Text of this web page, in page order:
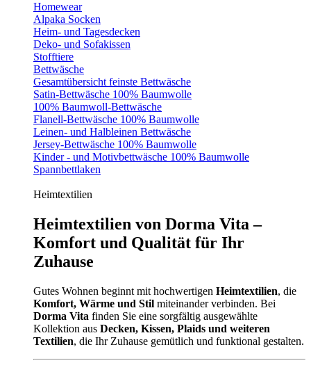
Homewear
Alpaka Socken
Heim- und Tagesdecken
Deko- und Sofakissen
Stofftiere
Bettwäsche
Gesamtübersicht feinste Bettwäsche
Satin-Bettwäsche 100% Baumwolle
100% Baumwoll-Bettwäsche
Flanell-Bettwäsche 100% Baumwolle
Leinen- und Halbleinen Bettwäsche
Jersey-Bettwäsche 100% Baumwolle
Kinder - und Motivbettwäsche 100% Baumwolle
Spannbettlaken
Heimtextilien
Heimtextilien von Dorma Vita –
Komfort und Qualität für Ihr
Zuhause
Gutes Wohnen beginnt mit hochwertigen Heimtextilien, die
Komfort, Wärme und Stil miteinander verbinden. Bei
Dorma Vita finden Sie eine sorgfältig ausgewählte
Kollektion aus Decken, Kissen, Plaids und weiteren
Textilien, die Ihr Zuhause gemütlich und funktional gestalten.